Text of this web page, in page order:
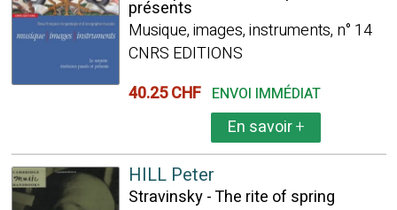
présents
Musique, images, instruments, n° 14
CNRS EDITIONS
40.25 CHF ENVOI IMMÉDIAT
En savoir+
HILL Peter
Stravinsky - The rite of spring